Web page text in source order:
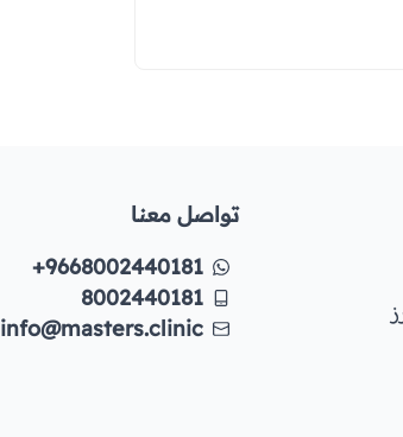
تواصل معنا
+9668002440181
8002440181
info@masters.clinic